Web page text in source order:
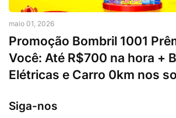
maio 01, 2026
Promoção Bombril 1001
Você: Até R$700 na hora +
Elétricas e Carro 0km nos
Siga-nos